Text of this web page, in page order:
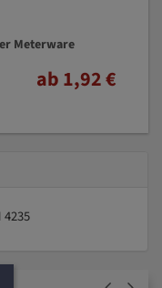
Meterware
ab 1,92 €
4235